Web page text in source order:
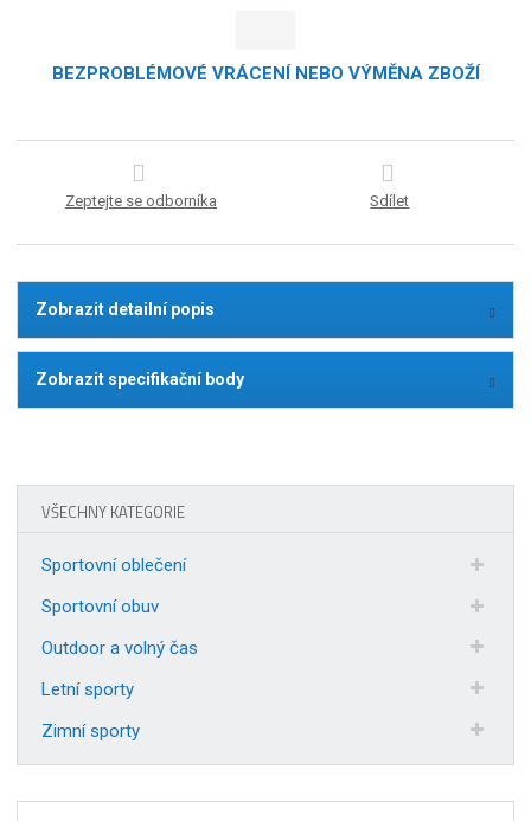
BEZPROBLÉMOVÉ VRÁCENÍ NEBO VÝMĚNA ZBOŽÍ
Zeptejte se odborníka Sdílet
Zobrazit detailní popis
Zobrazit specifikační body
VŠECHNY KATEGORIE
Sportovní oblečení
Sportovní obuv
Outdoor a volný čas
Letní sporty
Zimní sporty